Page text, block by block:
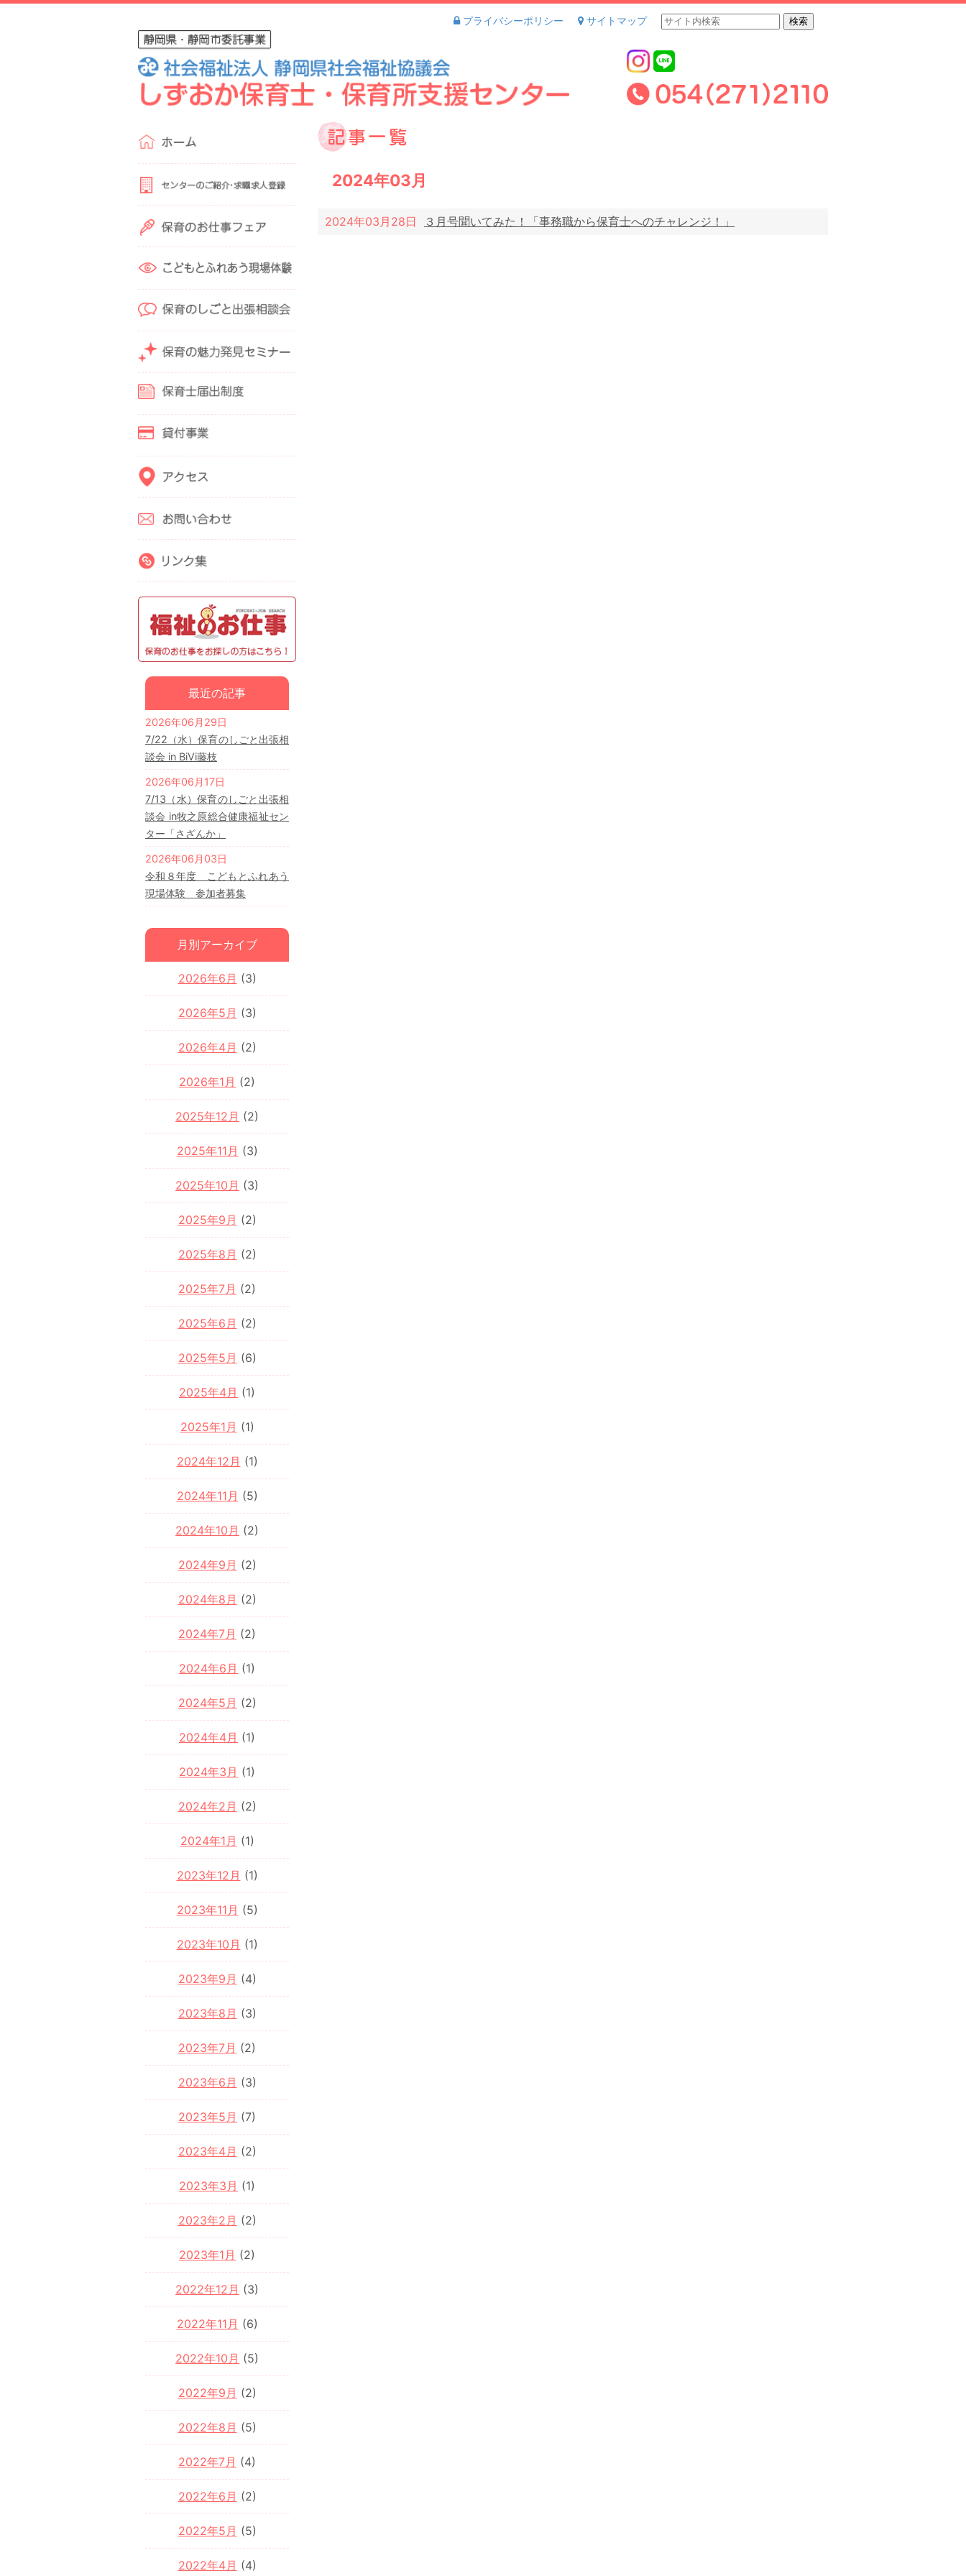
プライバシーポリシー サイトマップ
最近の記事
2026年06月29日
7/22（水）保育のしごと出張相
談会 in BiVi藤枝
2026年06月17日
7/13（水）保育のしごと出張相
談会 in牧之原総合健康福祉セン
ター「さざんか」
2026年06月03日
令和８年度 こどもとふれあう
現場体験 参加者募集
月別アーカイブ
2026年6月 (3)
2026年5月 (3)
2026年4月 (2)
2026年1月 (2)
2025年12月 (2)
2025年11月 (3)
2025年10月 (3)
2025年9月 (2)
2025年8月 (2)
2025年7月 (2)
2025年6月 (2)
2025年5月 (6)
2025年4月 (1)
2025年1月 (1)
2024年12月 (1)
2024年11月 (5)
2024年10月 (2)
2024年9月 (2)
2024年8月 (2)
2024年7月 (2)
2024年6月 (1)
2024年5月 (2)
2024年4月 (1)
2024年3月 (1)
2024年2月 (2)
2024年1月 (1)
2023年12月 (1)
2023年11月 (5)
2023年10月 (1)
2023年9月 (4)
2023年8月 (3)
2023年7月 (2)
2023年6月 (3)
2023年5月 (7)
2023年4月 (2)
2023年3月 (1)
2023年2月 (2)
2023年1月 (2)
2022年12月 (3)
2022年11月 (6)
2022年10月 (5)
2022年9月 (2)
2022年8月 (5)
2022年7月 (4)
2022年6月 (2)
2022年5月 (5)
2022年4月 (4)
2024年03月
2024年03月28日 ３月号聞いてみた！「事務職から保育士へのチャレンジ！」